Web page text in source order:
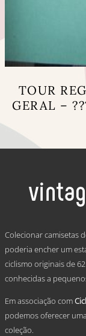
TOUR
GERAL –
Colecionar camisetas
poderia encher um
ciclismo originais de
conhecidas a
Em associação com
podemos oferecer
coleção.